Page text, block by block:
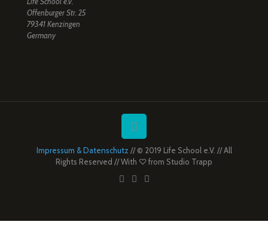
Offenburger Str. 25
79341 Kenzingen
Germany
Impressum & Datenschutz // © 2019 Life School e.V. // All
Rights Reserved // With ♡ from Studio Trapp